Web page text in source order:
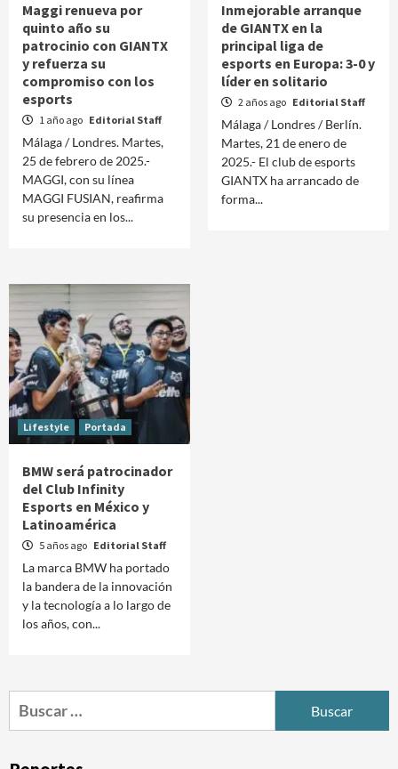
Maggi renueva por
quinto año su
patrocinio con GIANTX
y refuerza su
compromiso con los
esports
1 año ago Editorial Staff
Málaga / Londres. Martes,
25 de febrero de 2025.-
MAGGI, con su línea
MAGGI FUSIAN, reafirma
su presencia en los...
Inmejorable arranque
de GIANTX en la
principal liga de
esports en Europa: 3-0 y
líder en solitario
2 años ago Editorial Staff
Málaga / Londres / Berlín.
Martes, 21 de enero de
2025.- El club de esports
GIANTX ha arrancado de
forma...
Lifestyle Portada
BMW será patrocinador
del Club Infinity
Esports en México y
Latinoamérica
5 años ago Editorial Staff
La marca BMW ha portado
la bandera de la innovación
y la tecnología a lo largo de
los años, con...
Buscar: